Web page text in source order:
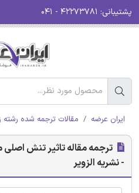
پشتیبانی:
ایران عرضه مقالات ترجمه شده
ترجمه مقاله تاثیر تنش
- نشریه الزویر